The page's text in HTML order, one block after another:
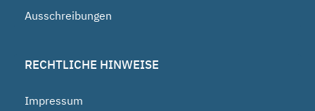
Ausschreibungen
RECHTLICHE HINWEISE
Impressum